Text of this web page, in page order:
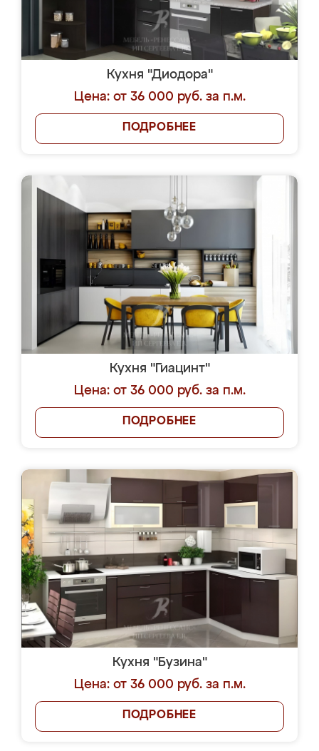
Кухня "Диодора"
Цена: от 36 000 руб. за п.м.
ПОДРОБНЕЕ
Кухня "Гиацинт"
Цена: от 36 000 руб. за п.м.
ПОДРОБНЕЕ
Кухня "Бузина"
Цена: от 36 000 руб. за п.м.
ПОДРОБНЕЕ